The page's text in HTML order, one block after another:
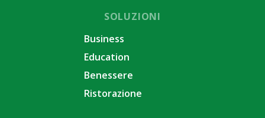
SOLUZIONI
Business
Education
Benessere
Ristorazione